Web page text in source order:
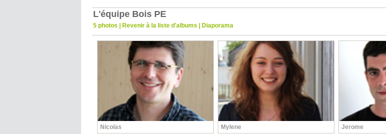
L'équipe Bois PE
5 photos Revenir à la liste d'albums Diaporama
Nicolas Mylene Jerome